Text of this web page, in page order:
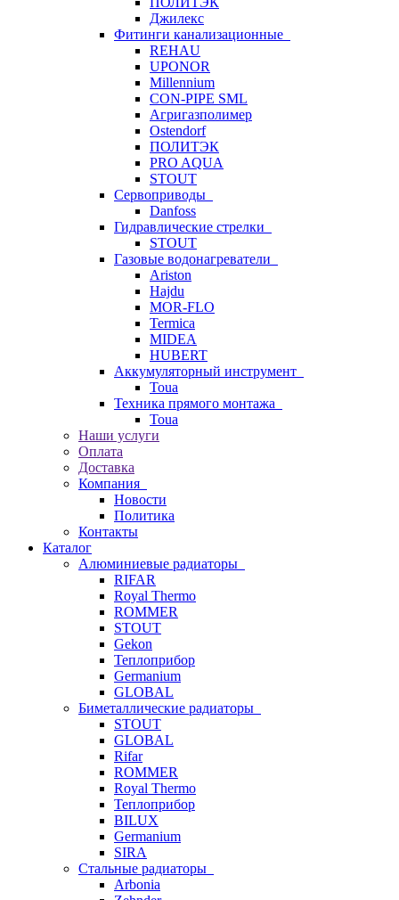
Джилекс
Фитинги канализационные
REHAU
UPONOR
Millennium
CON-PIPE SML
Агригазполимер
Ostendorf
ПОЛИТЭК
PRO AQUA
STOUT
Сервоприводы
Danfoss
Гидравлические стрелки
STOUT
Газовые водонагреватели
Ariston
Hajdu
MOR-FLO
Termica
MIDEA
HUBERT
Аккумуляторный инструмент
Toua
Техника прямого монтажа
Toua
Наши услуги
Оплата
Доставка
Компания
Новости
Политика
Контакты
Каталог
Алюминиевые радиаторы
RIFAR
Royal Thermo
ROMMER
STOUT
Gekon
Теплоприбор
Germanium
GLOBAL
Биметаллические радиаторы
STOUT
GLOBAL
Rifar
ROMMER
Royal Thermo
Теплоприбор
BILUX
Germanium
SIRA
Стальные радиаторы
Arbonia